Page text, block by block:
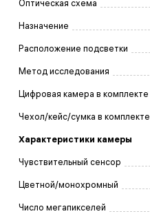
Оптическая схема
Назначение
Расположение подсветки
Метод исследования
Цифровая камера в комплекте
Чехол/кейс/сумка в комплекте
Характеристики камеры
Чувствительный сенсор
Цветной/монохромный
Число мегапикселей